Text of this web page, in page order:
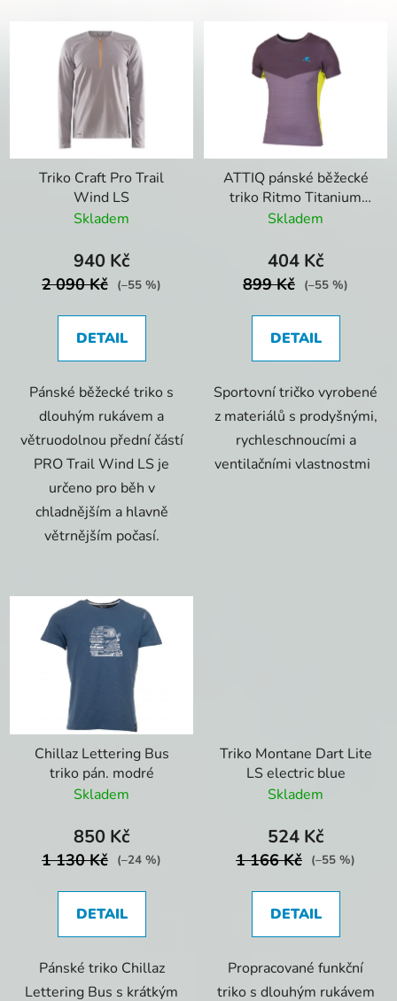
Triko Craft Pro Trail
Wind LS
Skladem
940 Kč
2 090 Kč (–55 %)
DETAIL
Pánské běžecké triko s
dlouhým rukávem a
větruodolnou přední částí
PRO Trail Wind LS je
určeno pro běh v
chladnějším a hlavně
větrnějším počasí.
ATTIQ pánské běžecké
triko Ritmo Titanium
Grey
Skladem
404 Kč
899 Kč (–55 %)
DETAIL
Sportovní tričko vyrobené
z materiálů s prodyšnými,
rychleschnoucími a
ventilačními vlastnostmi
Chillaz Lettering Bus
triko pán. modré
Skladem
850 Kč
1 130 Kč (–24 %)
DETAIL
Pánské triko Chillaz
Lettering Bus s krátkým
Triko Montane Dart Lite
LS electric blue
Skladem
524 Kč
1 166 Kč (–55 %)
DETAIL
Propracované funkční
triko s dlouhým rukávem